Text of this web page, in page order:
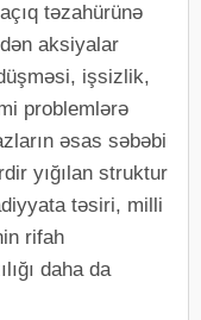
təzahürünə
aksiyalar
işsizlik,
problemlərə
əsas səbəbi
yığılan struktur
təsiri, milli
rifah
daha da